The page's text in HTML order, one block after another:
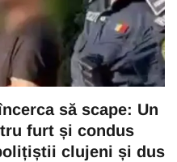
să scape: Un
furt și condus
clujeni și dus